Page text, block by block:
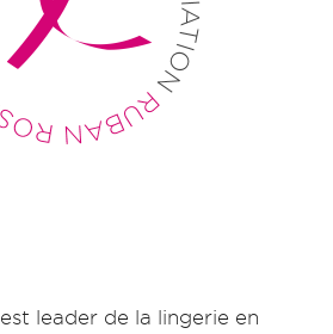
est leader de la lingerie en